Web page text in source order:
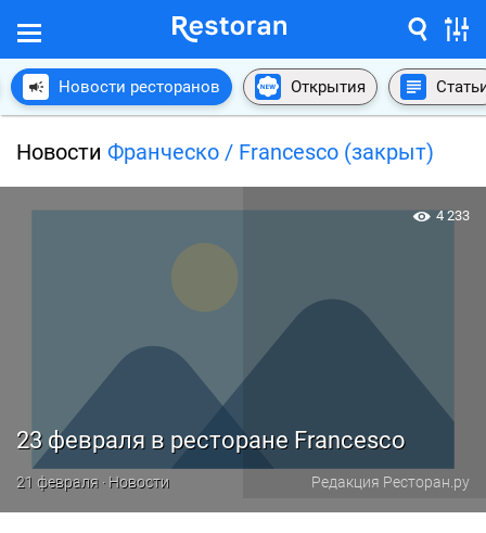
Новости ресторанов Открытия
Новости Франческо / Francesco (закрыт)
23 февраля в ресторане Francesco
21 февраля · Новости Редакция Ресторан.ру
4 233